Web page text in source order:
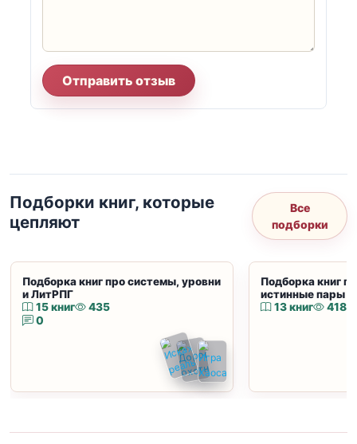
Отправить отзыв
Подборки книг, которые
цепляют
Все
подборки
Подборка книг про системы, уровни
и ЛитРПГ
15 книг
435
0
Подборка книг
истинные пары
13 книг
418